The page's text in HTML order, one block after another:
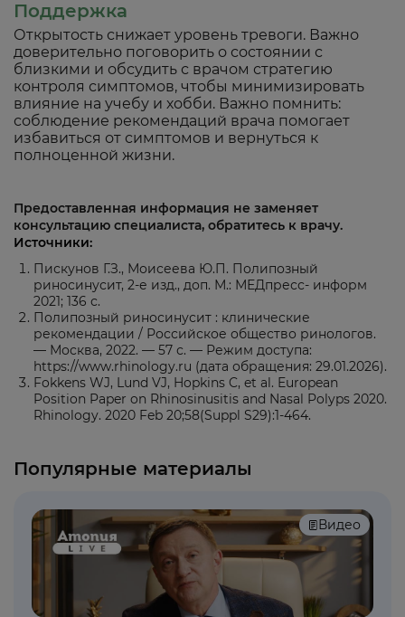
Поддержка
Открытость снижает уровень тревоги. Важно
доверительно поговорить о состоянии с
близкими и обсудить с врачом стратегию
контроля симптомов, чтобы минимизировать
влияние на учебу и хобби. Важно помнить:
соблюдение рекомендаций врача помогает
избавиться от симптомов и вернуться к
полноценной жизни.
Предоставленная информация не заменяет
консультацию специалиста, обратитесь к врачу.
Источники:
Пискунов Г.З., Моисеева Ю.П. Полипозный
риносинусит, 2-е изд., доп. М.: МЕДпресс- информ
2021; 136 с.
Полипозный риносинусит : клинические
рекомендации / Российское общество ринологов.
— Москва, 2022. — 57 с. — Режим доступа:
https://www.rhinology.ru (дата обращения: 29.01.2026).
Fokkens WJ, Lund VJ, Hopkins C, et al. European
Position Paper on Rhinosinusitis and Nasal Polyps 2020.
Rhinology. 2020 Feb 20;58(Suppl S29):1-464.
Популярные материалы
Видео